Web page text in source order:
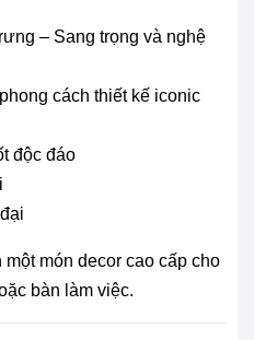
– Sang trọng và nghệ
cách thiết kế iconic
độc đáo
món decor cao cấp cho
bàn làm việc.